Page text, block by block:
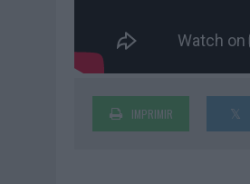
IMPRIMIR